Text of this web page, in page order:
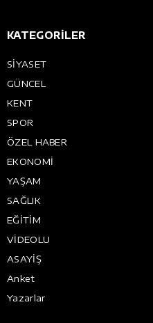
KATEGORİLER
SİYASET
GÜNCEL
KENT
SPOR
ÖZEL HABER
EKONOMİ
YAŞAM
SAĞLIK
EĞİTİM
VİDEOLU
ASAYİŞ
Anket
Yazarlar